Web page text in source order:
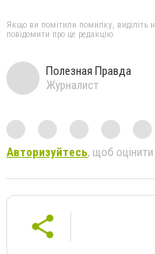
Якщо ви помітили помилку, виділіть
повідомити про це редакцію
Полезная Правда
Журналист
Авторизуйтесь, щоб оцінити